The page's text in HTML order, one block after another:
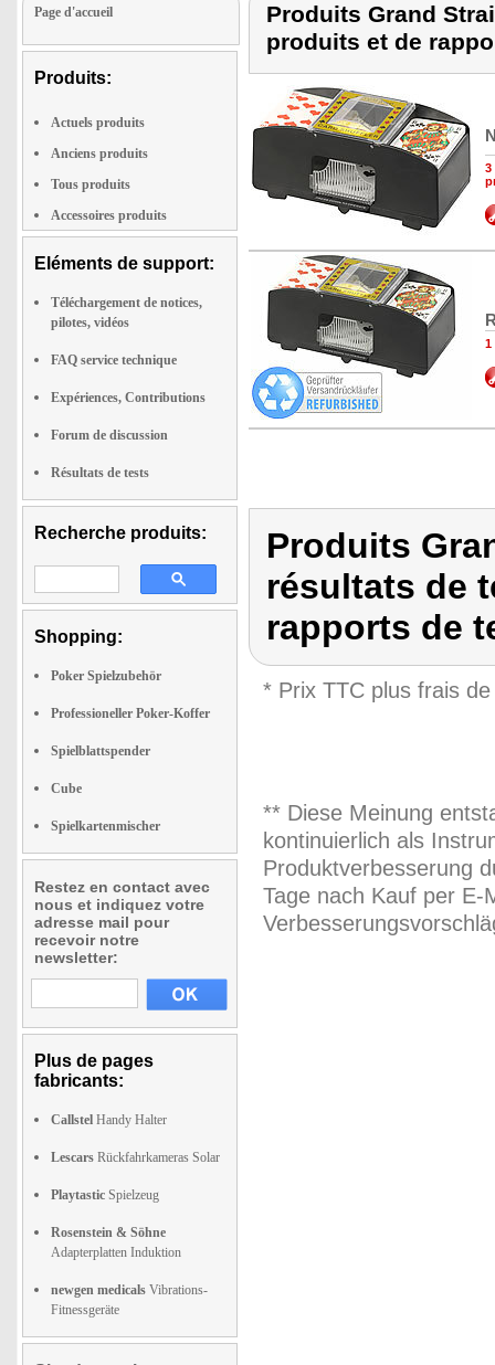
Page d'accueil
Produits:
Actuels produits
Anciens produits
Tous produits
Accessoires produits
Eléments de support:
Téléchargement de notices,
pilotes, vidéos
FAQ service technique
Expériences, Contributions
Forum de discussion
Résultats de tests
Recherche produits:
Shopping:
Poker Spielzubehör
Professioneller Poker-Koffer
Spielblattspender
Cube
Spielkartenmischer
Restez en contact avec
nous et indiquez votre
adresse mail pour
recevoir notre
newsletter:
Plus de pages
fabricants:
Callstel Handy Halter
Lescars Rückfahrkameras Solar
Playtastic Spielzeug
Rosenstein & Söhne
Adapterplatten Induktion
newgen medicals Vibrations-
Fitnessgeräte
Produits Grand
produits et de
3
1
Produits
résultats de
rapports de
* Prix TTC plus frais
** Diese Meinung
kontinuierlich als
Produktverbesserung
Tage nach Kauf per E-